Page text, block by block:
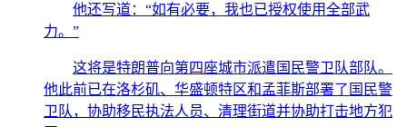
他还写道：“如有必要，我也已授权使用全部武
力。”
这将是特朗普向第四座城市派遣国民警卫队部队。
他此前已在洛杉矶、华盛顿特区和孟菲斯部署了国民警
卫队，协助移民执法人员、清理街道并协助打击地方犯